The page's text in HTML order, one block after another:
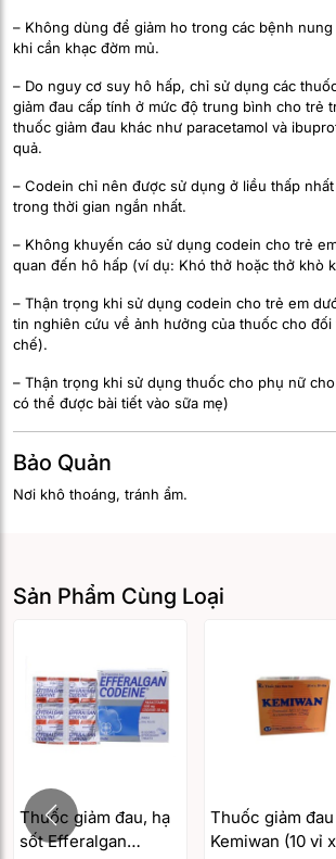
– Không dùng để giảm ho trong các bệnh
khi cần khạc đờm mủ.
– Do nguy cơ suy hô hấp, chỉ sử dụng các
giảm đau cấp tính ở mức độ trung bình cho trẻ
thuốc giảm đau khác như paracetamol và
quả.
– Codein chỉ nên được sử dụng ở liều thấp
trong thời gian ngắn nhất.
– Không khuyến cáo sử dụng codein cho trẻ
quan đến hô hấp (ví dụ: Khó thở hoặc thở khò
– Thận trọng khi sử dụng codein cho trẻ em
tin nghiên cứu về ảnh hưởng của thuốc cho đối
chế).
– Thận trọng khi sử dụng thuốc cho phụ nữ
có thể được bài tiết vào sữa mẹ)
Bảo Quản
Nơi khô thoáng, tránh ẩm.
Sản Phẩm Cùng Loại
Thuốc giảm đau, hạ
sốt Efferalgan
Thuốc giảm đau
Kemiwan (10 vỉ